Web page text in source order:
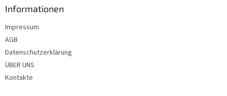
Informationen
Impressum
AGB
Datenschutzerklärung
ÜBER UNS
Kontakte